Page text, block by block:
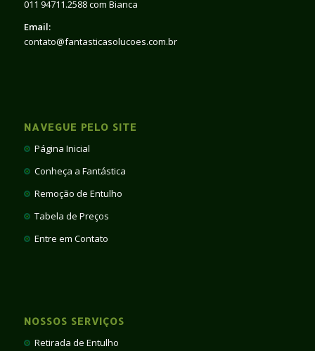
011 94711.2588 com Bianca
Email:
contato@fantasticasolucoes.com.br
NAVEGUE PELO SITE
Página Inicial
Conheça a Fantástica
Remoção de Entulho
Tabela de Preços
Entre em Contato
NOSSOS SERVIÇOS
Retirada de Entulho